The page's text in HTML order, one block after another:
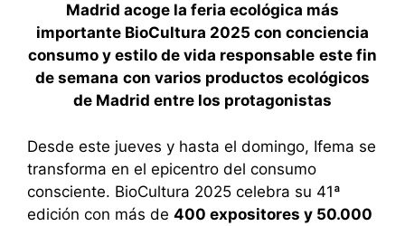
Madrid acoge la feria ecológica más
importante BioCultura 2025 con conciencia
consumo y estilo de vida responsable este fin
de semana con varios productos ecológicos
de Madrid entre los protagonistas
Desde este jueves y hasta el domingo, Ifema se
transforma en el epicentro del consumo
consciente. BioCultura 2025 celebra su 41ª
edición con más de 400 expositores y 50.000